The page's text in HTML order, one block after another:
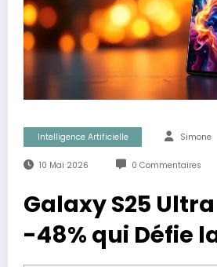
Intelligence Artificielle Simone
10 Mai 2026 0 Commentaires
Galaxy S25
-48% qui Défie